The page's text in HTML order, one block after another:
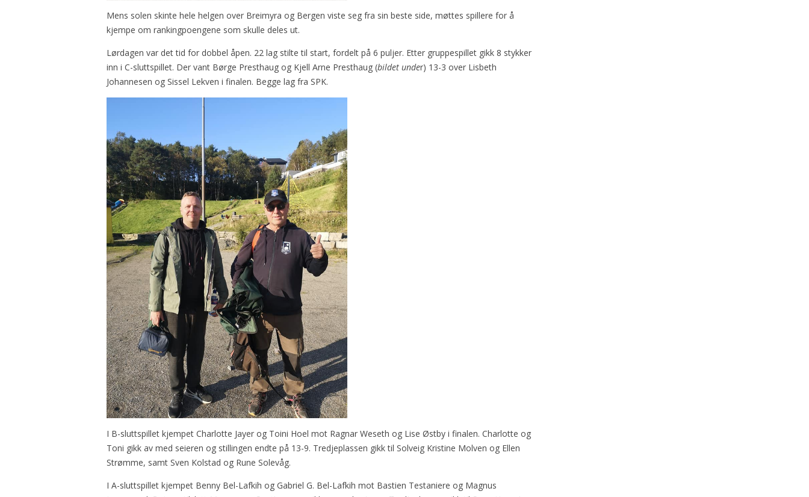
Mens solen skinte hele helgen over Breimyra og Bergen viste seg fra sin beste side, møttes spillere for å
kjempe om rankingpoengene som skulle deles ut.
Lørdagen var det tid for dobbel åpen. 22 lag stilte til start, fordelt på 6 puljer. Etter gruppespillet gikk 8 stykker
inn i C-sluttspillet. Der vant Børge Presthaug og Kjell Arne Presthaug (bildet under) 13-3 over Lisbeth
Johannesen og Sissel Lekven i finalen. Begge lag fra SPK.
I B-sluttspillet kjempet Charlotte Jayer og Toini Hoel mot Ragnar Weseth og Lise Østby i finalen. Charlotte og
Toni gikk av med seieren og stillingen endte på 13-9. Tredjeplassen gikk til Solveig Kristine Molven og Ellen
Strømme, samt Sven Kolstad og Rune Solevåg.
I A-sluttspillet kjempet Benny Bel-Lafkih og Gabriel G. Bel-Lafkih mot Bastien Testaniere og Magnus